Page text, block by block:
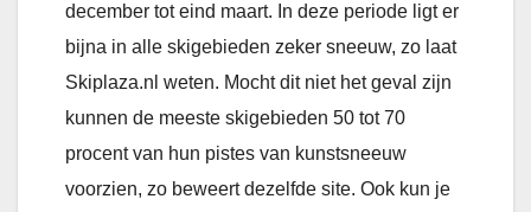
december tot eind maart. In deze periode ligt er
bijna in alle skigebieden zeker sneeuw, zo laat
Skiplaza.nl weten. Mocht dit niet het geval zijn
kunnen de meeste skigebieden 50 tot 70
procent van hun pistes van kunstsneeuw
voorzien, zo beweert dezelfde site. Ook kun je